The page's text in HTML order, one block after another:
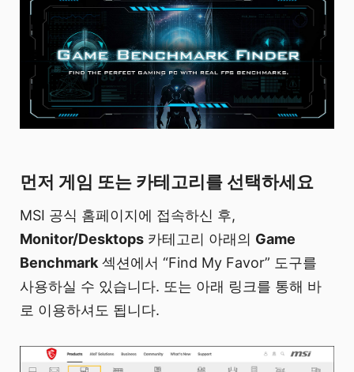
먼저 게임 또는 카테고리를 선택하세요
MSI 공식 홈페이지에 접속하신 후,
Monitor/Desktops 카테고리 아래의 Game
Benchmark 섹션에서 “Find My Favor” 도구를
사용하실 수 있습니다. 또는 아래 링크를 통해 바
로 이용하셔도 됩니다.